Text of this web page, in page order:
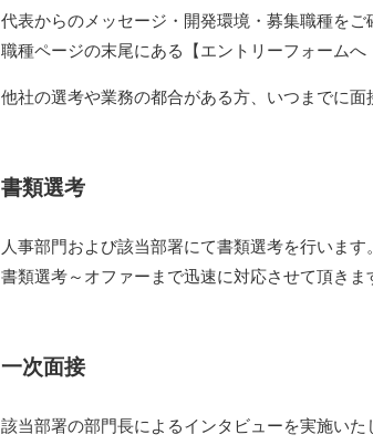
代表からのメッセージ・開発環境・募集職種を
職種ページの末尾にある【エントリーフォームへ
他社の選考や業務の都合がある方、いつまでに
書類選考
人事部門および該当部署にて書類選考を行います。
書類選考～オファーまで迅速に対応させて頂き
一次面接
該当部署の部門長によるインタビューを実施いた